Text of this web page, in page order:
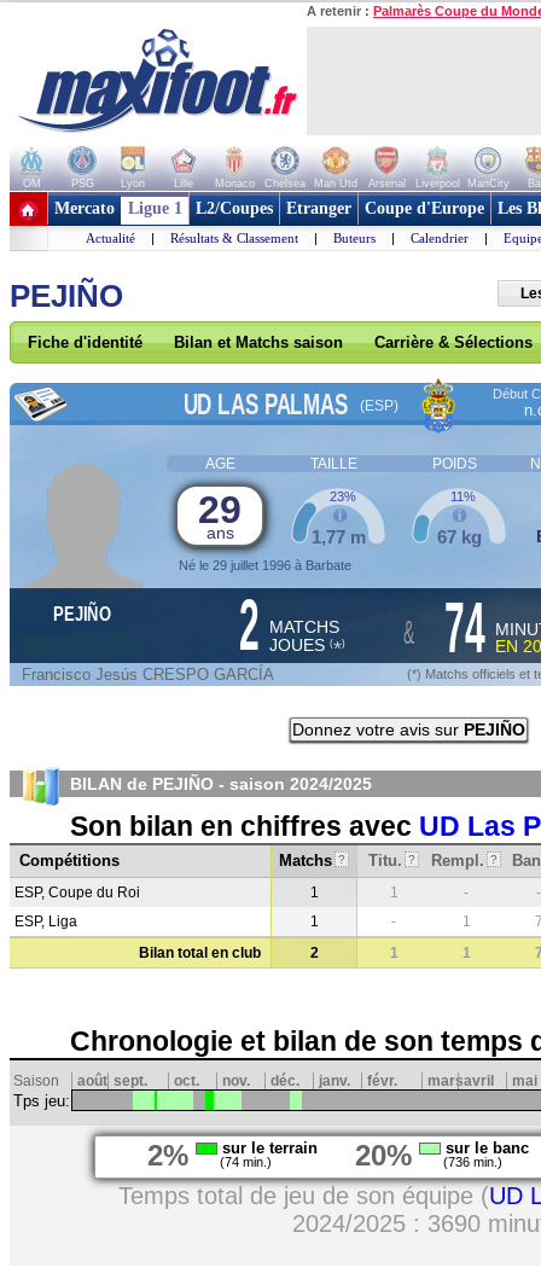
A retenir : Palmarès Coupe du
OM PSG Lyon Lille Monaco Chelsea Man Utd Arsenal Liverpool ManCity
+ de clubs
Mercato Ligue 1 L2/Coupes Etranger Coupe d'Europe Les
Actualité | Résultats & Classement | Buteurs | Calendrier |
PEJIÑO
Fiche d'identité Bilan et Matchs saison Carrière & Sélections
UD LAS PALMAS (ESP)
Début
AGE TAILLE POIDS
29
ans
Né le 29 juillet 1996 à Barbate
1,77 m
23%
67 kg
11%
PEJIÑO 2 MATCHS
JOUES (*) & 74 EN
Francisco Jesús CRESPO GARCÍA (*) Matchs officiels et
Donnez votre avis sur PEJIÑO
BILAN de PEJIÑO - saison 2024/2025
Son bilan en chiffres avec UD Las
Compétitions Matchs ? Titu. ? Rempl. ?
ESP, Coupe du Roi 1 1 -
-
ESP, Liga
1 - 1
Bilan total en club
2 1 1
Chronologie et bilan de son temps
Saison août sept. oct. nov. déc. janv. févr. marsavril mai
Tps jeu:
2% sur le terrain
(74 min.) 20% sur le banc
(736 min.)
Temps total de jeu de son équipe (UD
2024/2025 : 3690